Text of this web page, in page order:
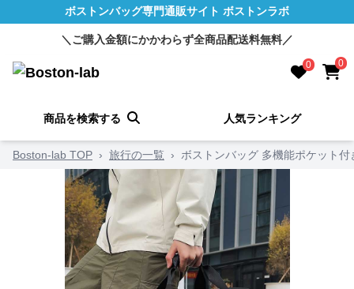
ボストンバッグ専門通販サイト ボストンラボ
＼ご購入金額にかかわらず全商品配送料無料／
0 0
商品を検索する 人気ランキング
Boston-lab TOP › 旅行の一覧 › ボストンバッグ 多機能ポケット